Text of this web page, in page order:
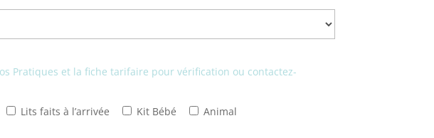
Pratiques et la fiche tarifaire pour vérification ou contactez-
Lits faits à l’arrivée Kit Bébé
Animal